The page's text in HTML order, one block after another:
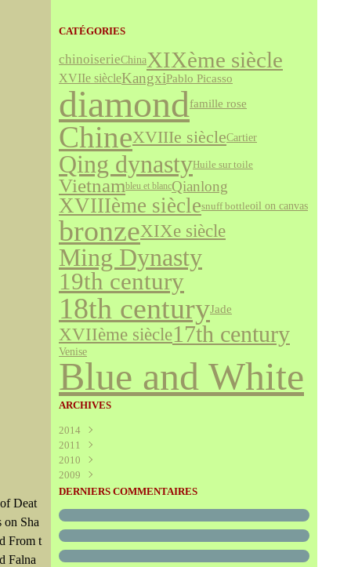
Deat
on Sha
From t
Falna
CATÉGORIES
chinoiserieChinaXIXème siècle
XVIIe siècleKangxiPablo Picasso
diamondfamille rose
ChineXVIIIe siècleCartier
Qing dynastyHuile sur toile
Vietnambleu et blancQianlong
XVIIIème sièclesnuff bottleoil on canvas
bronzeXIXe siècle
Ming Dynasty
19th century
18th centuryJade
XVIIème siècle17th century
Venise
Blue and White
ARCHIVES
2014
Août
2011
Juillet
Juin
Mai(340)
Mars(227)
Janvier(289)
2010
Décembre
Novembre(595)
Septembre(272)
Juillet(325)
Juin(466)
2009
Décembre(208)
Octobre(227)
Août(273)
Juillet(316)
DERNIERS COMMENTAIRES